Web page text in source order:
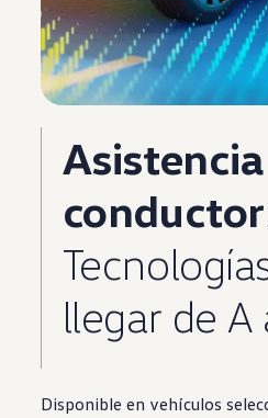
conductor
llegar de A
Disponible en vehículos